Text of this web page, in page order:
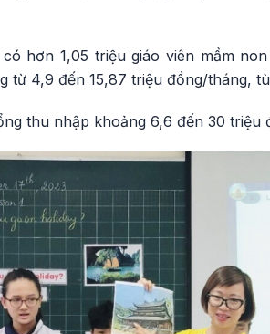
hơn 1,05 triệu giáo viên mầm
từ 4,9 đến 15,87 triệu đồng/tháng,
thu nhập khoảng 6,6 đến 30 triệu